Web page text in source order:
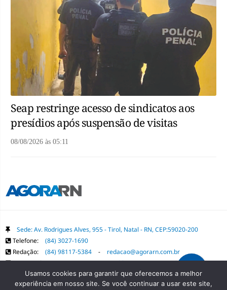
Seap restringe acesso de sindicatos aos
presídios após suspensão de visitas
08/08/2026 às 05:11
Sede: Av. Rodrigues Alves, 955 - Tirol, Natal - RN, CEP:59020-200
Telefone:
(84) 3027-1690
Redação:
(84) 98117-5384 -
redacao@agorarn.com.br
Comercial: (84) 98117-1718 - publica@agorarn.com.br
Usamos cookies para garantir que oferecemos a melhor
experiência em nosso site. Se você continuar a usar este site,